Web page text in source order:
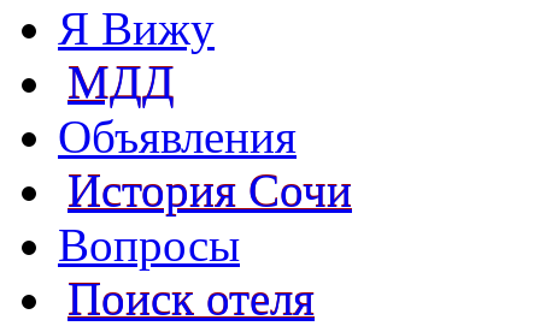
Я Вижу
МДД
Объявления
История Сочи
Вопросы
Поиск отеля